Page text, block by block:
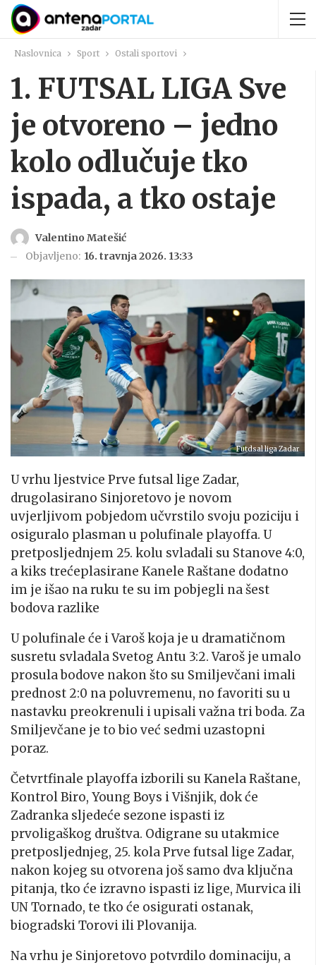
Naslovnica Sport Ostali sportovi
1. FUTSAL LIGA Sve
je otvoreno – jedno
kolo odlučuje tko
ispada, a tko ostaje
Valentino Matešić
Objavljeno: 16. travnja 2026. 13:33
Futdsal liga Zadar
U vrhu ljestvice Prve futsal lige Zadar,
drugolasirano Sinjoretovo je novom
uvjerljivom pobjedom učvrstilo svoju poziciju i
osiguralo plasman u polufinale playoffa. U
pretposljednjem 25. kolu svladali su Stanove 4:0,
a kiks trećeplasirane Kanele Raštane dodatno
im je išao na ruku te su im pobjegli na šest
bodova razlike
U polufinale će i Varoš koja je u dramatičnom
susretu svladala Svetog Antu 3:2. Varoš je umalo
prosula bodove nakon što su Smiljevčani imali
prednost 2:0 na poluvremenu, no favoriti su u
nastavku preokrenuli i upisali važna tri boda. Za
Smiljevčane je to bio već sedmi uzastopni
poraz.
Četvrtfinale playoffa izborili su Kanela Raštane,
Kontrol Biro, Young Boys i Višnjik, dok će
Zadranka sljedeće sezone ispasti iz
prvoligaškog društva. Odigrane su utakmice
pretposljednjeg, 25. kola Prve futsal lige Zadar,
nakon kojeg su otvorena još samo dva ključna
pitanja, tko će izravno ispasti iz lige, Murvica ili
UN Tornado, te tko će osigurati ostanak,
biogradski Torovi ili Plovanija.
Na vrhu je Sinjoretovo potvrdilo dominaciju, a